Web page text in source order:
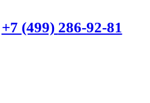
+7 (499) 286-92-81